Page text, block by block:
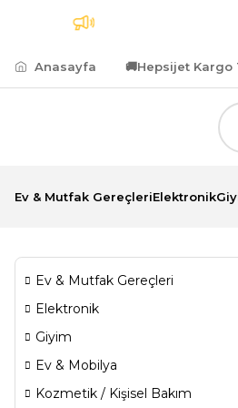
7.500,00 TL ve Üzeri
Anasayfa 🚚Hepsijet Kargo
Ev & Mutfak GereçleriElektronik
Ev & Mutfak Gereçleri
Elektronik
Giyim
Ev & Mobilya
Kozmetik / Kişisel Bakım